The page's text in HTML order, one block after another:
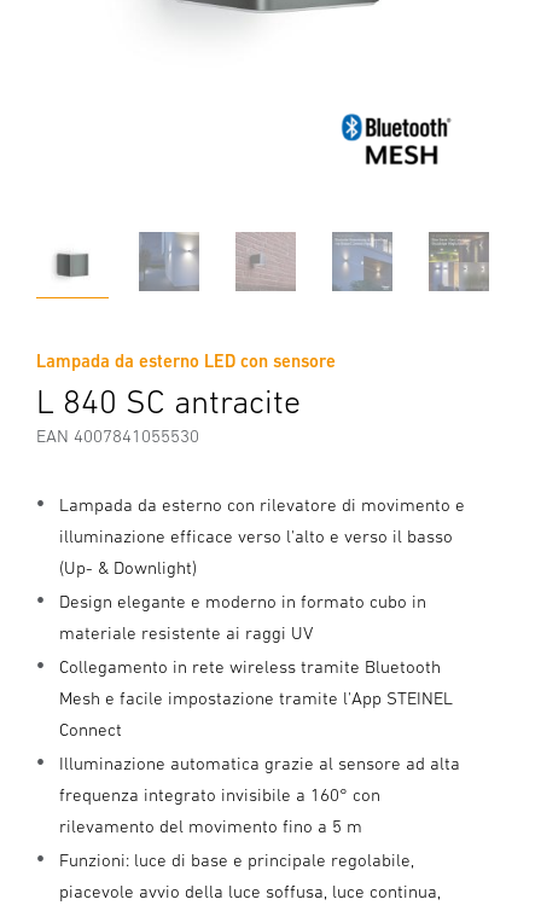
Lampada da esterno LED con sensore
L 840 SC antracite
EAN 4007841055530
Lampada da esterno con rilevatore di movimento e
illuminazione efficace verso l'alto e verso il basso
(Up- & Downlight)
Design elegante e moderno in formato cubo in
materiale resistente ai raggi UV
Collegamento in rete wireless tramite Bluetooth
Mesh e facile impostazione tramite l'App STEINEL
Connect
Illuminazione automatica grazie al sensore ad alta
frequenza integrato invisibile a 160° con
rilevamento del movimento fino a 5 m
Funzioni: luce di base e principale regolabile,
piacevole avvio della luce soffusa, luce continua,